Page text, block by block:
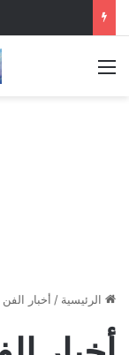
الرئيسية / أخبار الفن